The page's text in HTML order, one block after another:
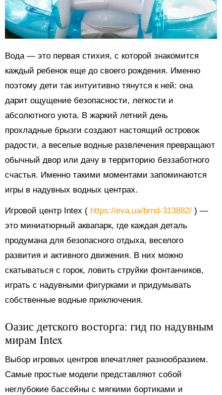
Вода — это первая стихия, с которой знакомится
каждый ребенок еще до своего рождения. Именно
поэтому дети так интуитивно тянутся к ней: она
дарит ощущение безопасности, легкости и
абсолютного уюта. В жаркий летний день
прохладные брызги создают настоящий островок
радости, а веселые водные развлечения превращают
обычный двор или дачу в территорию беззаботного
счастья. Именно такими моментами запоминаются
игры в надувных водных центрах.
Игровой центр Intex ( https://eva.ua/brnd-313882/ ) —
это миниатюрный аквапарк, где каждая деталь
продумана для безопасного отдыха, веселого
развития и активного движения. В них можно
скатываться с горок, ловить струйки фонтанчиков,
играть с надувными фигурками и придумывать
собственные водные приключения.
Оазис детского восторга: гид по надувным
мирам Intex
Выбор игровых центров впечатляет разнообразием.
Самые простые модели представляют собой
неглубокие бассейны с мягкими бортиками и